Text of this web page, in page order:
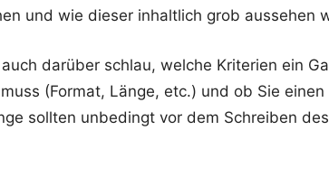
und wie dieser inhaltlich grob aussehen
darüber schlau, welche Kriterien ein
(Format, Länge, etc.) und ob Sie einen
sollten unbedingt vor dem Schreiben